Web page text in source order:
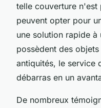
telle couverture n'est
peuvent opter pour
une solution rapide
possèdent des
antiquités, le service
débarras en un
De nombreux